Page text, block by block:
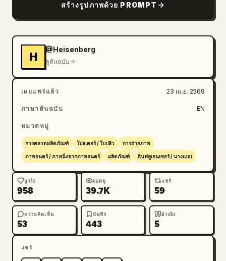
URL เว็บไซต์ขนาดเล็กสีขาวที่มุมขวาล่างว่า
www.aqua.com
สร้างรูปภาพด้วย PROMPT
H
@Heisenberg
ดูต้นฉบับ
เผยแพร่แล้ว 23 เม.ย. 2569
ภาษาต้นฉบับ EN
หมวดหมู่
การตลาดผลิตภัณฑ์ โปสเตอร์ / ใบปลิว การถ่ายภาพ
ภาพยนตร์ / ภาพนิ่งจากภาพยนตร์ ผลิตภัณฑ์ อินฟลูเอนเซอร์ / นางแบบ
ถูกใจ
958
ยอดดู
39.7K
แชร์
59
ความคิดเห็น
53
บันทึก
443
อ้างอิง
5
แชร์